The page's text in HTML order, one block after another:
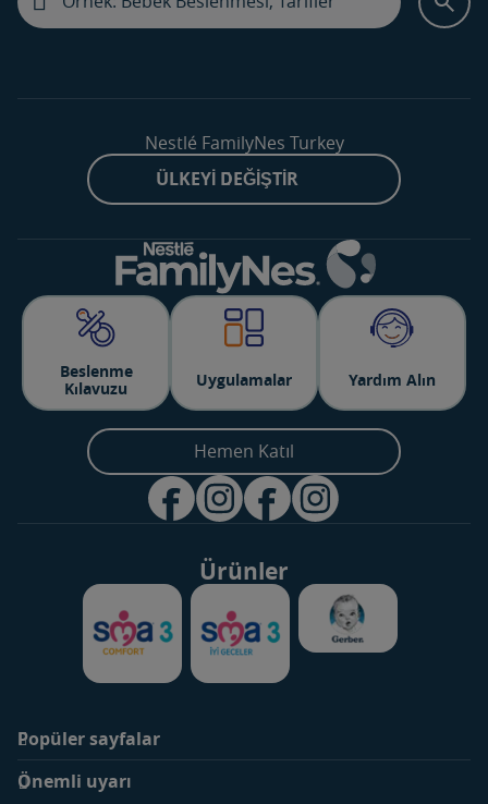
Nestlé FamilyNes Turkey
ÜLKEYI DEĞIŞTIR
Beslenme
Kılavuzu
Uygulamalar Yardım Alın
Hemen Katıl
Ürünler
Popüler sayfalar
SMA Optipro 3
Önemli uyarı